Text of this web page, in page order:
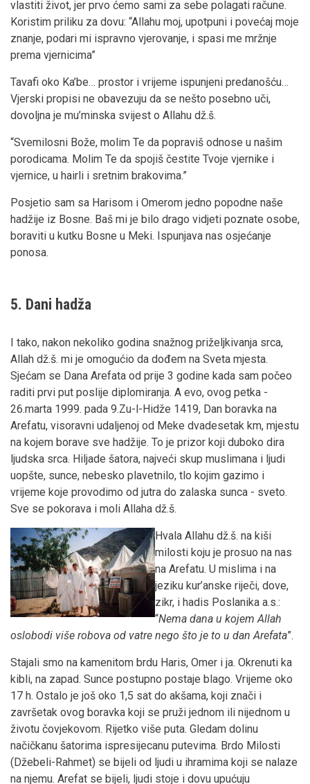
vlastiti život, jer prvo ćemo sami za sebe polagati račune.
Koristim priliku za dovu: “Allahu moj, upotpuni i povećaj moje
znanje, podari mi ispravno vjerovanje, i spasi me mržnje
prema vjernicima”
Tavafi oko Ka’be… prostor i vrijeme ispunjeni predanošću…
Vjerski propisi ne obavezuju da se nešto posebno uči,
dovoljna je mu’minska svijest o Allahu dž.š.
“Svemilosni Bože, molim Te da popraviš odnose u našim
porodicama. Molim Te da spojiš čestite Tvoje vjernike i
vjernice, u hairli i sretnim brakovima.”
Posjetio sam sa Harisom i Omerom jedno popodne naše
hadžije iz Bosne. Baš mi je bilo drago vidjeti poznate osobe,
boraviti u kutku Bosne u Meki. Ispunjava nas osjećanje
ponosa.
5. Dani hadža
I tako, nakon nekoliko godina snažnog priželjkivanja srca,
Allah dž.š. mi je omogućio da dođem na Sveta mjesta.
Sjećam se Dana Arefata od prije 3 godine kada sam počeo
raditi prvi put poslije diplomiranja. A evo, ovog petka -
26.marta 1999. pada 9.Zu-l-Hidže 1419, Dan boravka na
Arefatu, visoravni udaljenoj od Meke dvadesetak km, mjestu
na kojem borave sve hadžije. To je prizor koji duboko dira
ljudska srca. Hiljade šatora, najveći skup muslimana i ljudi
uopšte, sunce, nebesko plavetnilo, tlo kojim gazimo i
vrijeme koje provodimo od jutra do zalaska sunca - sveto.
Sve se pokorava i moli Allaha dž.š.
Hvala Allahu dž.š. na kiši
milosti koju je prosuo na nas
na Arefatu. U mislima i na
jeziku kur’anske riječi, dove,
zikr, i hadis Poslanika a.s.:
“Nema dana u kojem Allah
oslobodi više robova od vatre nego što je to u dan Arefata”.
Stajali smo na kamenitom brdu Haris, Omer i ja. Okrenuti ka
kibli, na zapad. Sunce postupno postaje blago. Vrijeme oko
17 h. Ostalo je još oko 1,5 sat do akšama, koji znači i
završetak ovog boravka koji se pruži jednom ili nijednom u
životu čovjekovom. Rijetko više puta. Gledam dolinu
načičkanu šatorima ispresijecanu putevima. Brdo Milosti
(Džebeli-Rahmet) se bijeli od ljudi u ihramima koji se nalaze
na njemu. Arefat se bijeli, ljudi stoje i dovu upućuju